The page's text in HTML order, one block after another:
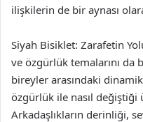
ilişkilerin de bir aynası
Siyah Bisiklet: Zarafetin
ve özgürlük temalarını da
bireyler arasındaki
özgürlük ile nasıl değiştiği
Arkadaşlıkların derinliği,